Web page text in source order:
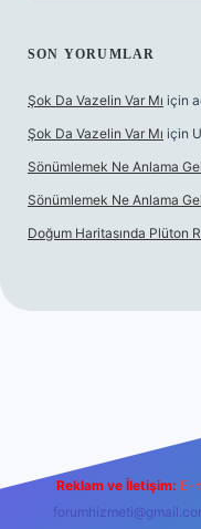
SON YORUMLAR
Şok Da Vazelin Var Mı için
Şok Da Vazelin Var Mı için
Sönümlemek Ne Anlama
Sönümlemek Ne Anlama
Doğum Haritasında Plüton
Reklam ve İletişim: E-